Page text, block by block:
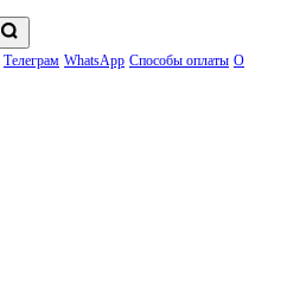
Телеграм WhatsApp Способы оплаты О